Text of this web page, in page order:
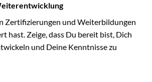
Zertifizierungen und Weiterbildungen
hast. Zeige, dass Du bereit bist, Dich
und Deine Kenntnisse zu